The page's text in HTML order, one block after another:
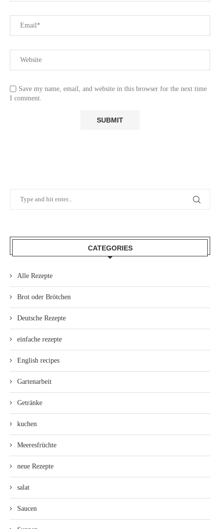
Save my name, email, and website in this browser for the next time
I comment.
CATEGORIES
Alle Rezepte
Brot oder Brötchen
Deutsche Rezepte
einfache rezepte
English recipes
Gartenarbeit
Getränke
kuchen
Meeresfrüchte
neue Rezepte
salat
Saucen